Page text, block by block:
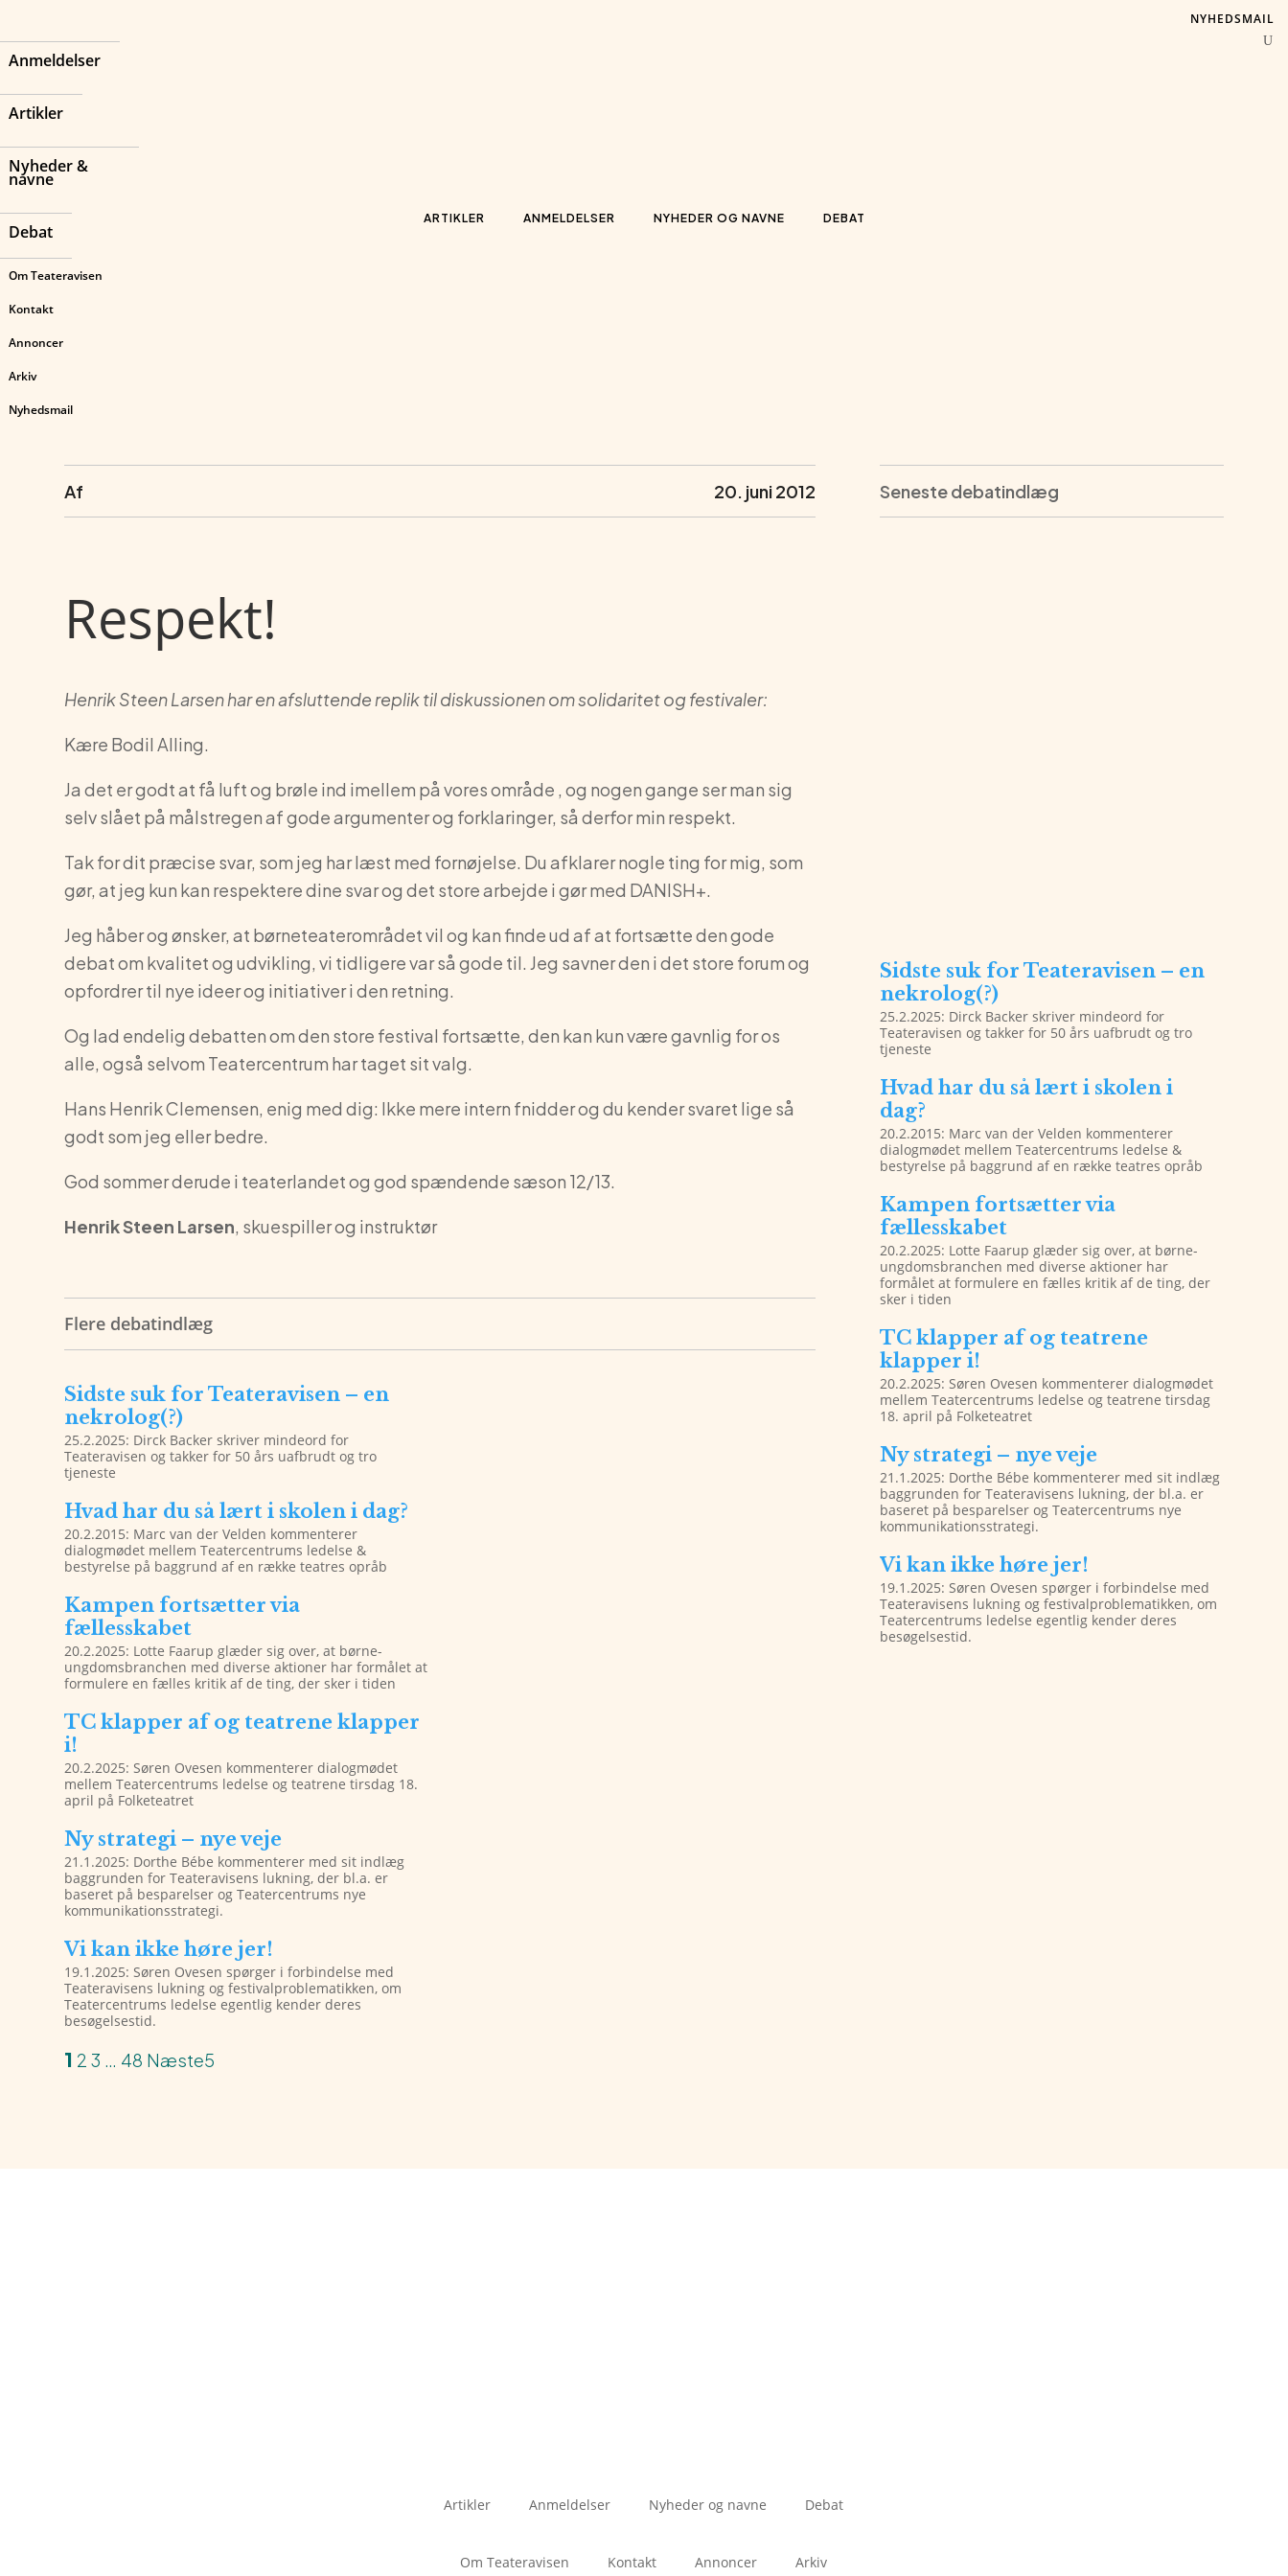
Anmeldelser
Artikler
Nyheder &
navne
Debat
Om Teateravisen
Kontakt
Annoncer
Arkiv
Nyhedsmail
ARTIKLER ANMELDELSER NYHEDER OG NAVNE DEBAT
NYHEDSMAIL
Af 20. juni 2012
Respekt!
Henrik Steen Larsen har en afsluttende replik til diskussionen om solidaritet og festivaler:
Kære Bodil Alling.
Ja det er godt at få luft og brøle ind imellem på vores område , og nogen gange ser man sig
selv slået på målstregen af gode argumenter og forklaringer, så derfor min respekt.
Tak for dit præcise svar, som jeg har læst med fornøjelse. Du afklarer nogle ting for mig, som
gør, at jeg kun kan respektere dine svar og det store arbejde i gør med DANISH+.
Jeg håber og ønsker, at børneteaterområdet vil og kan finde ud af at fortsætte den gode
debat om kvalitet og udvikling, vi tidligere var så gode til. Jeg savner den i det store forum og
opfordrer til nye ideer og initiativer i den retning.
Og lad endelig debatten om den store festival fortsætte, den kan kun være gavnlig for os
alle, også selvom Teatercentrum har taget sit valg.
Hans Henrik Clemensen, enig med dig: Ikke mere intern fnidder og du kender svaret lige så
godt som jeg eller bedre.
God sommer derude i teaterlandet og god spændende sæson 12/13.
Henrik Steen Larsen, skuespiller og instruktør
Flere debatindlæg
Sidste suk for Teateravisen – en
nekrolog(?)
25.2.2025: Dirck Backer skriver mindeord for
Teateravisen og takker for 50 års uafbrudt og tro
tjeneste
Hvad har du så lært i skolen i dag?
20.2.2015: Marc van der Velden kommenterer
dialogmødet mellem Teatercentrums ledelse &
bestyrelse på baggrund af en række teatres opråb
Kampen fortsætter via
fællesskabet
20.2.2025: Lotte Faarup glæder sig over, at børne-
ungdomsbranchen med diverse aktioner har formålet at
formulere en fælles kritik af de ting, der sker i tiden
TC klapper af og teatrene klapper
i!
20.2.2025: Søren Ovesen kommenterer dialogmødet
mellem Teatercentrums ledelse og teatrene tirsdag 18.
april på Folketeatret
Ny strategi – nye veje
21.1.2025: Dorthe Bébe kommenterer med sit indlæg
baggrunden for Teateravisens lukning, der bl.a. er
baseret på besparelser og Teatercentrums nye
kommunikationsstrategi.
Vi kan ikke høre jer!
19.1.2025: Søren Ovesen spørger i forbindelse med
Teateravisens lukning og festivalproblematikken, om
Teatercentrums ledelse egentlig kender deres
besøgelsestid.
1 2 3 48 Næste
Seneste debatindlæg
Sidste suk for Teateravisen – en
nekrolog(?)
25.2.2025: Dirck Backer skriver mindeord for
Teateravisen og takker for 50 års uafbrudt og tro
tjeneste
Hvad har du så lært i skolen i
dag?
20.2.2015: Marc van der Velden kommenterer
dialogmødet mellem Teatercentrums ledelse &
bestyrelse på baggrund af en række teatres opråb
Kampen fortsætter via
fællesskabet
20.2.2025: Lotte Faarup glæder sig over, at børne-
ungdomsbranchen med diverse aktioner har
formålet at formulere en fælles kritik af de ting, der
sker i tiden
TC klapper af og teatrene
klapper i!
20.2.2025: Søren Ovesen kommenterer dialogmødet
mellem Teatercentrums ledelse og teatrene tirsdag
18. april på Folketeatret
Ny strategi – nye veje
21.1.2025: Dorthe Bébe kommenterer med sit indlæg
baggrunden for Teateravisens lukning, der bl.a. er
baseret på besparelser og Teatercentrums nye
kommunikationsstrategi.
Vi kan ikke høre jer!
19.1.2025: Søren Ovesen spørger i forbindelse med
Teateravisens lukning og festivalproblematikken, om
Teatercentrums ledelse egentlig kender deres
besøgelsestid.
Artikler Anmeldelser Nyheder og navne Debat
Om Teateravisen Kontakt Annoncer Arkiv